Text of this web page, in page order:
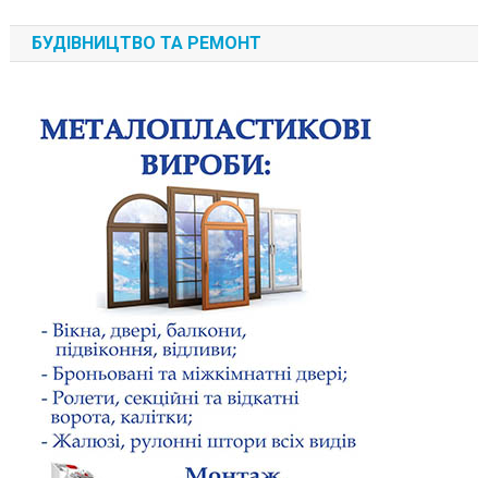
БУДІВНИЦТВО ТА РЕМОНТ